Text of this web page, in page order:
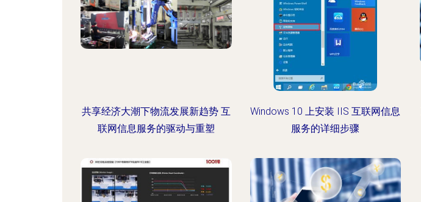
共享经济大潮下物流发展新趋势 互
联网信息服务的驱动与重塑
Windows 10 上安装 IIS 互联网信息
服务的详细步骤